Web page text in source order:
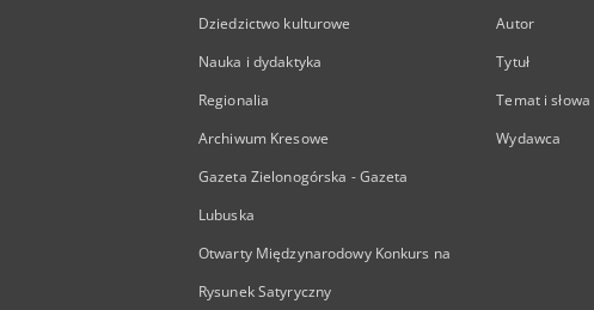
Dziedzictwo kulturowe
Nauka i dydaktyka
Regionalia
Archiwum Kresowe
Gazeta Zielonogórska - Gazeta
Lubuska
Otwarty Międzynarodowy Konkurs na
Rysunek Satyryczny
Autor
Tytuł
Temat i
Wydawca